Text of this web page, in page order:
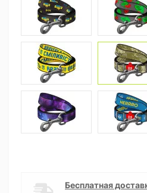
Бесплатная